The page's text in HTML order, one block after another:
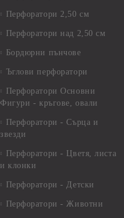
Перфоратори 2,50 см
Перфоратори над 2,50 см
Бордюрни пънчове
Ъглови перфоратори
Перфоратори Основни
Фигури - кръгове, овали
Перфоратори - Сърца и
звезди
Перфоратори - Цветя, листа
и клонки
Перфоратори - Детски
Перфоратори - Животни